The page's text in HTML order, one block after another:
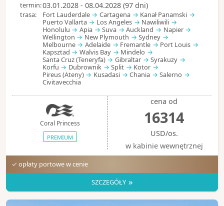
termin:03.01.2028 - 08.04.2028 (97 dni)
trasa: Fort Lauderdale Cartagena
Kanał Panamski
Puerto Vallarta
Los Angeles
Nawiliwili
Honolulu
Apia Suva Auckland
Napier
Wellington
New Plymouth
Sydney
Melbourne
Adelaide Fremantle
Port Louis
Kapsztad
Walvis Bay
Mindelo
Santa Cruz (Teneryfa)
Gibraltar
Syrakuzy
Korfu
Dubrownik Split
Kotor
Pireus (Ateny)
Kusadasi Chania
Salerno
Civitavecchia
Coral Princess
PREMIUM
cena od
16314
USD/os.
w kabinie wewnętrznej
✓ opłaty portowe w cenie
SZCZEGÓŁY »